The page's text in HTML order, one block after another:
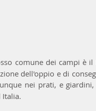
comune dei campi è il
dell'oppio e di
nei prati, e
Italia.